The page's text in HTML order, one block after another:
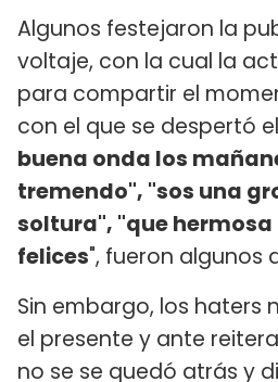
Algunos festejaron la
voltaje, con la cual la
para compartir el
con el que se despertó
buena onda los
tremendo", "sos una
soltura", "que hermosa
felices", fueron algunos
Sin embargo, los haters
el presente y ante
no se se quedó atrás y